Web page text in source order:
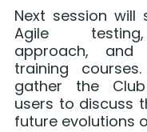
Next session will
Agile
approach,
training
gather the
users to discuss
future evolutions